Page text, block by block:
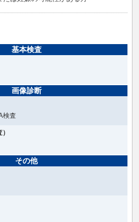
基本検査
画像診断
検査
その他